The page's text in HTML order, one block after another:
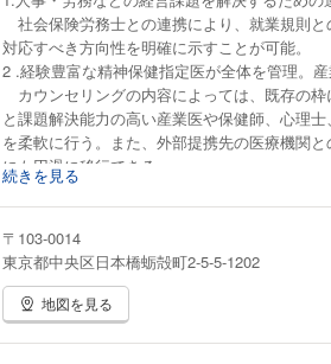
社会保険労務士との連携により、就業規則
対応すべき方向性を明確に示すことが可能。
2 .経験豊富な精神保健指定医が全体を管理。
カウンセリングの内容によっては、既存の
と課題解決能力の高い産業医や保健師、心理
を柔軟に行う。また、外部提携先の医療機関
にも円滑に移行できる。
3.産業医の進行業務、調整業務を可視化して、
人事労務の経験のあるコーディネーターをつ
「今、本当に必要なこと、すべきこと」にフォ
行う。
4.攻めの労務管理
社員のパフォーマンスを高め、生産性を上げ
康診断の結果から、栄養アドバイス、食事指
続きを見る
〒103-0014
東京都中央区日本橋蛎殻町2-5-5-1202
地図を見る